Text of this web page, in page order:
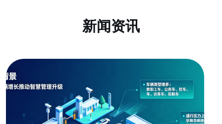
新闻资讯